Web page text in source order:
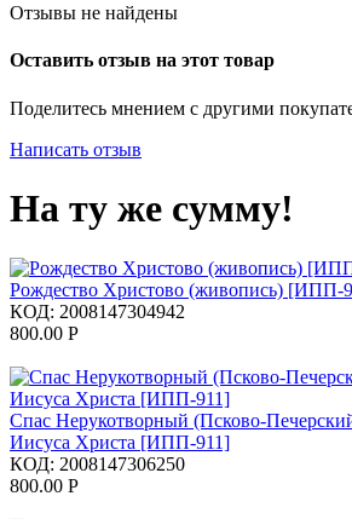
Отзывы не найдены
Оставить отзыв на этот товар
Поделитесь мнением с другими
Написать отзыв
На ту же сумму!
Рождество Христово (живопись) [ИПП-
КОД: 2008147304942
800.00 Р
Спас Нерукотворный (Псково-
Иисуса Христа [ИПП-911]
КОД: 2008147306250
800.00 Р